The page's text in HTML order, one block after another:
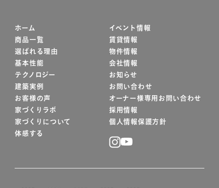
ホーム
商品一覧
選ばれる理由
基本性能
テクノロジー
建築実例
お客様の声
家づくりラボ
家づくりについて
体感する
イベント情報
賃貸情報
物件情報
会社情報
お知らせ
お問い合わせ
オーナー様専用お問い合わせ
採用情報
個人情報保護方針